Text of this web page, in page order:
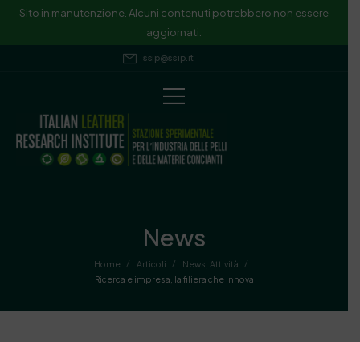
Sito in manutenzione. Alcuni contenuti potrebbero non essere
aggiornati.
ssip@ssip.it
News
Home / Articoli / News Attività
/
Ricerca e impresa, la filiera che innova